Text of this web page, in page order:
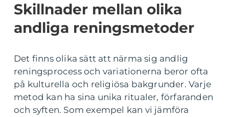
Skillnader mellan olika
andliga reningsmetoder
Det finns olika sätt att närma sig andlig
reningsprocess och variationerna beror ofta
på kulturella och religiösa bakgrunder. Varje
metod kan ha sina unika ritualer, förfaranden
och syften. Som exempel kan vi jämföra